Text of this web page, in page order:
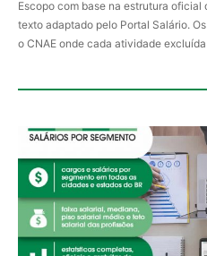
Escopo com base na estrutura oficial
texto adaptado pelo Portal Salário.
o CNAE onde cada atividade